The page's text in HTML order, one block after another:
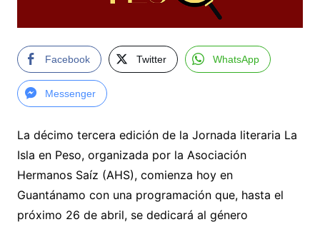
Facebook Twitter WhatsApp
Messenger
La décimo tercera edición de la Jornada literaria La
Isla en Peso, organizada por la Asociación
Hermanos Saíz (AHS), comienza hoy en
Guantánamo con una programación que, hasta el
próximo 26 de abril, se dedicará al género